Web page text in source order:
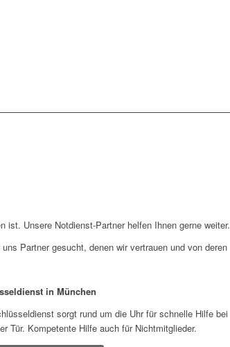
Unsere Notdienst-Partner helfen Ihnen gerne weiter.
Partner gesucht, denen wir vertrauen und von deren
in München
sorgt rund um die Uhr für schnelle Hilfe bei
Tür. Kompetente Hilfe auch für Nichtmitglieder.